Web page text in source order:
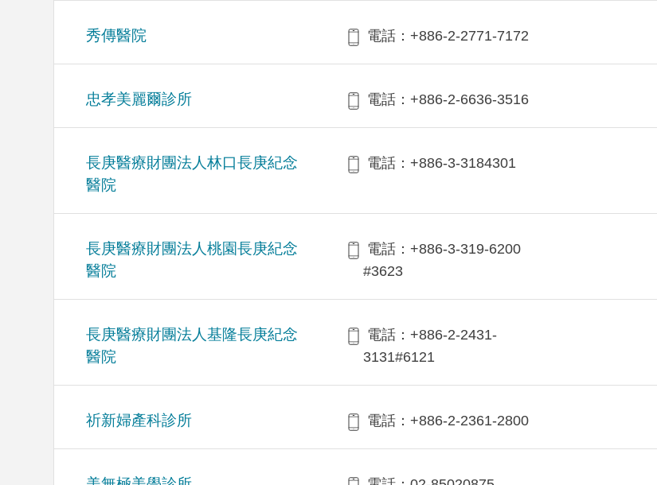
秀傳醫院 電話：+886-2-2771-7172
忠孝美麗爾診所 電話：+886-2-6636-3516
長庚醫療財團法人林口長庚紀念
醫院
電話：+886-3-3184301
長庚醫療財團法人桃園長庚紀念
醫院
電話：+886-3-319-6200
#3623
長庚醫療財團法人基隆長庚紀念
醫院
電話：+886-2-2431-
3131#6121
祈新婦產科診所 電話：+886-2-2361-2800